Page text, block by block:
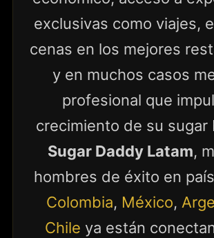
exclusivas como viajes,
cenas en los mejores
y en muchos casos
profesional que
crecimiento de su sugar
Sugar Daddy Latam,
hombres de éxito en
Colombia, México,
Chile ya están